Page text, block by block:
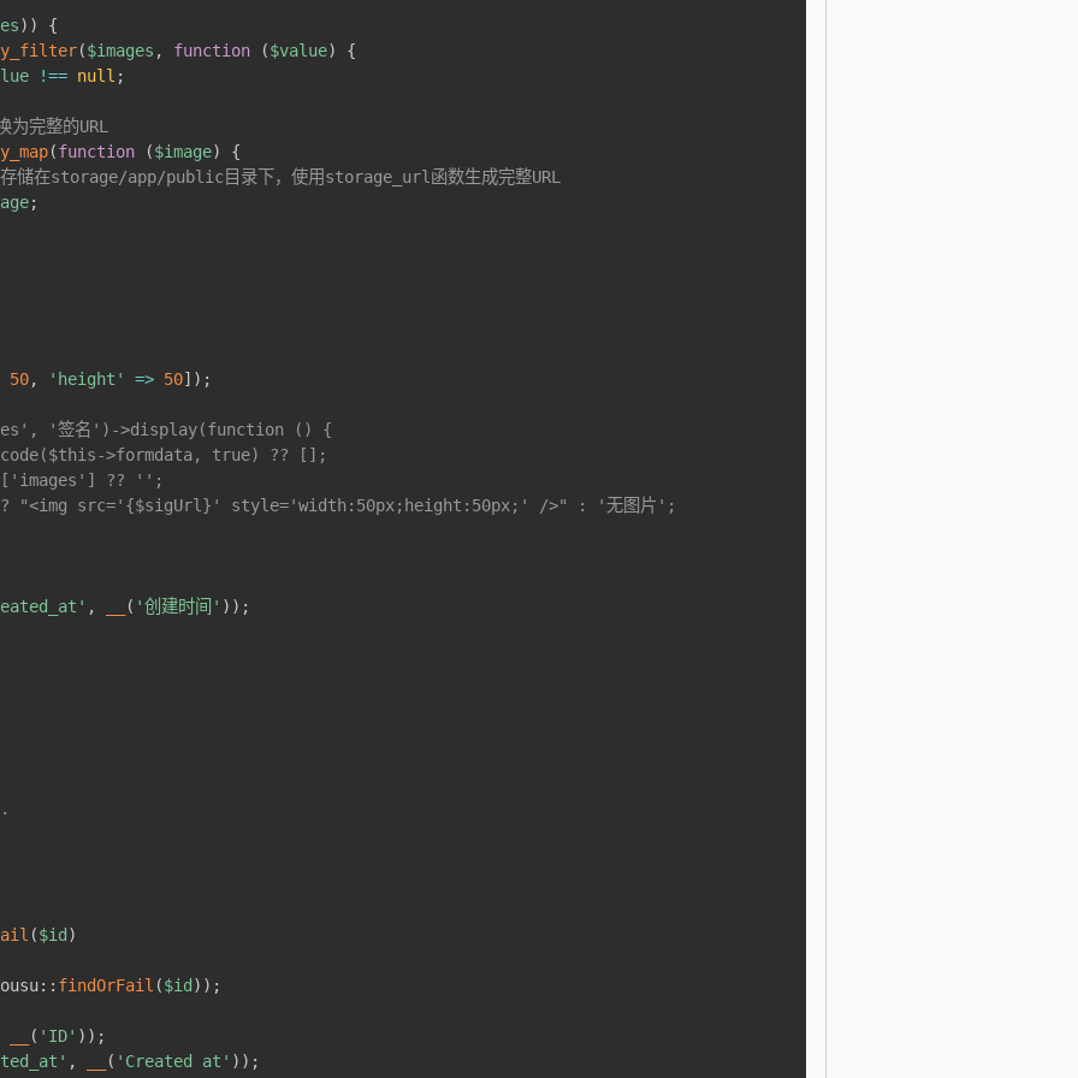
) )
{
($images , function ($value)
{
!== null ;
完整的URL
(function ($image)
{
储在storage/app/public目录下，使用storage_url函数生成完整URL
;
50, 'height' => 50] ) ;
'签名')->display(function () {
>formdata, true) ?? [];
?? '';
src='{$sigUrl}' style='width:50px;height:50px;' />" : '无图片';
, ( '创建时间' ) ) ;
($id )
:: findOrFail ($id ) ) ;
( 'ID' ) ) ;
, ( 'Created at' ) ) ;